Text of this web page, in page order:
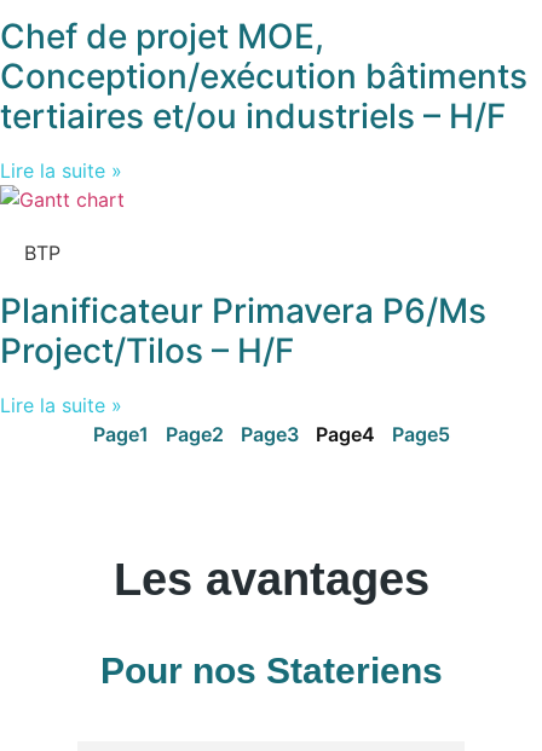
Chef de projet MOE,
Conception/exécution bâtiments
tertiaires et/ou industriels – H/F
Lire la suite »
BTP
Planificateur Primavera P6/Ms
Project/Tilos – H/F
Lire la suite »
Page1 Page2 Page3 Page4 Page5
Les avantages
Pour nos Stateriens